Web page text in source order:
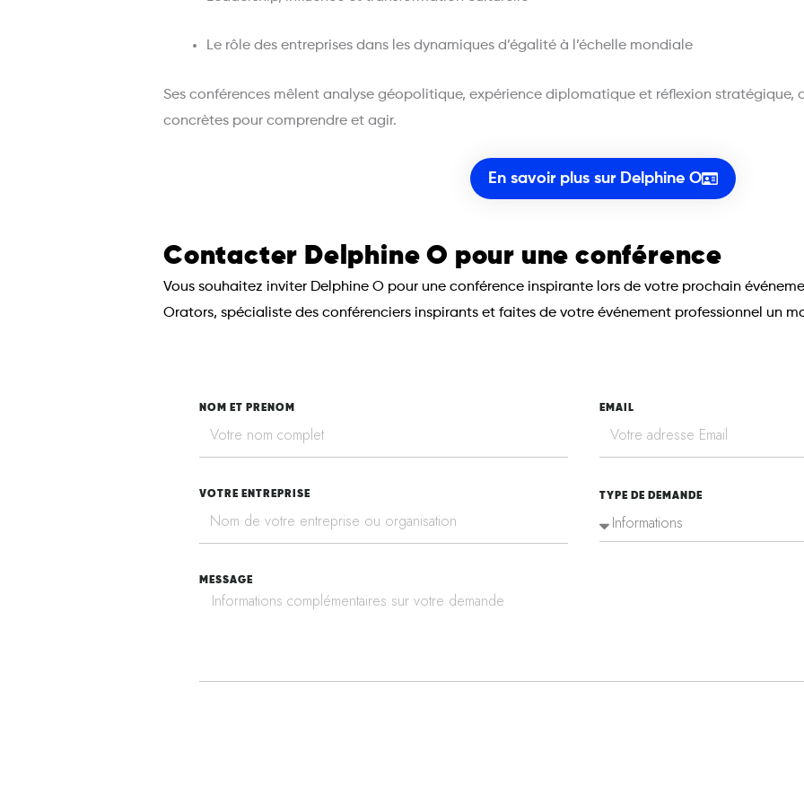
Le rôle des entreprises dans les dynamiques d’égalité à l’échelle mondiale
Ses conférences mêlent analyse géopolitique, expérience diplomatique et réflexion stratégique,
concrètes pour comprendre et agir.
En savoir plus sur Delphine O
Contacter Delphine O pour une conférence
Vous souhaitez inviter Delphine O pour une conférence inspirante lors de votre prochain
Orators, spécialiste des conférenciers inspirants et faites de votre événement professionnel un
NOM ET PRENOM EMAIL
VOTRE ENTREPRISE TYPE DE DEMANDE
MESSAGE